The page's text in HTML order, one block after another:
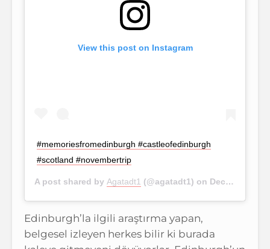
View this post on Instagram
#memoriesfromedinburgh #castleofedinburgh
#scotland #novembertrip
A post shared by Agatadt1 (@agatadt1) on Dec 22, 2017 at 12:44pm PST
Edinburgh’la ilgili araştırma yapan,
belgesel izleyen herkes bilir ki burada